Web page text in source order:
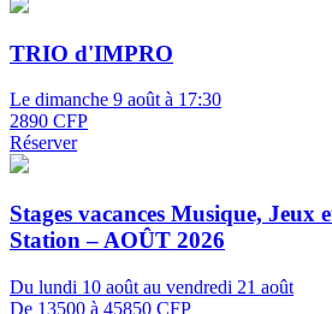
TRIO d'IMPRO
Le dimanche 9 août à 17:30
2890 CFP
Réserver
Stages vacances Musique, Jeux
Station – AOÛT 2026
Du lundi 10 août au vendredi 21 août
De 13500 à 45850 CFP